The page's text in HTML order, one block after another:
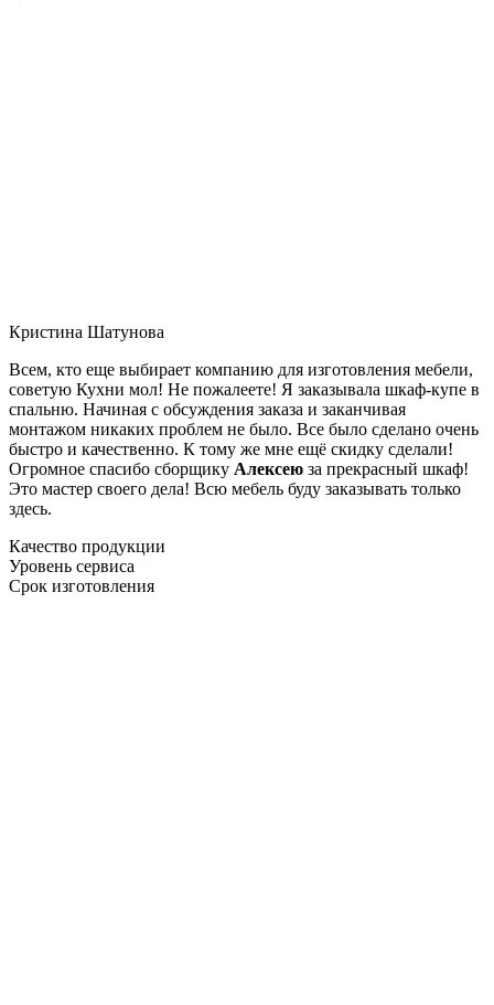
Кристина Шатунова
Всем, кто еще выбирает компанию для изготовления мебели,
советую Кухни мол! Не пожалеете! Я заказывала шкаф-купе в
спальню. Начиная с обсуждения заказа и заканчивая
монтажом никаких проблем не было. Все было сделано очень
быстро и качественно. К тому же мне ещё скидку сделали!
Огромное спасибо сборщику Алексею за прекрасный шкаф!
Это мастер своего дела! Всю мебель буду заказывать только
здесь.
Качество продукции
Уровень сервиса
Срок изготовления